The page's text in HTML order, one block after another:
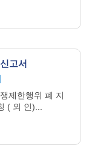
고서
제한행위 폐 지
( 외 인)...